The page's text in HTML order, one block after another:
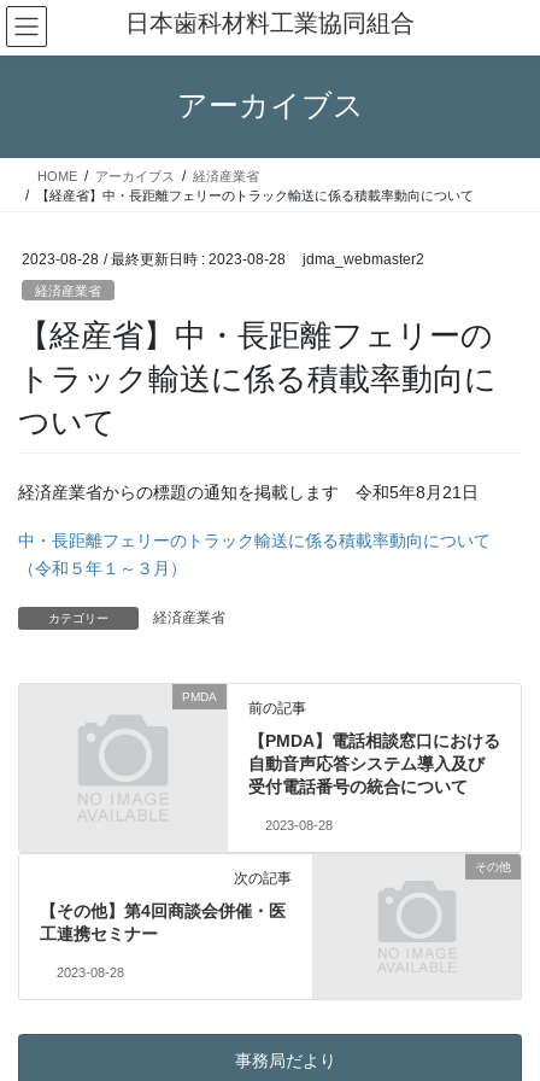
コ
ン
テ
ス
ナ
ビ
ゲ
ン
日本歯科材料工業協同組合
アーカイブス
HOME アーカイブス
経済産業省
【経産省】中・長距離フェリーのトラック輸送に係る積載率動向について
2023-08-28 / 最終更新日時 : 2023-08-28 jdma_webmaster2
経済産業省
【経産省】中・長距離フェリーの
トラック輸送に係る積載率動向に
ついて
経済産業省からの標題の通知を掲載します 令和5年8月21日
中・長距離フェリーのトラック輸送に係る積載率動向について
（令和５年１～３月）
カテゴリー 経済産業省
PMDA
前の記事
【PMDA】電話相談窓口における
自動音声応答システム導入及び
受付電話番号の統合について
2023-08-28
その他
次の記事
【その他】第4回商談会併催・医
工連携セミナー
2023-08-28
事務局だより